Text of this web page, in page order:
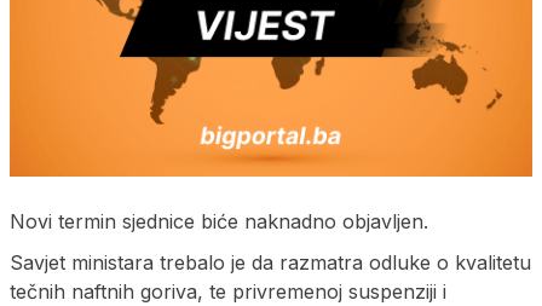
Novi termin sjednice biće naknadno objavljen.
Savjet ministara trebalo je da razmatra odluke o kvalitetu
tečnih naftnih goriva, te privremenoj suspenziji i